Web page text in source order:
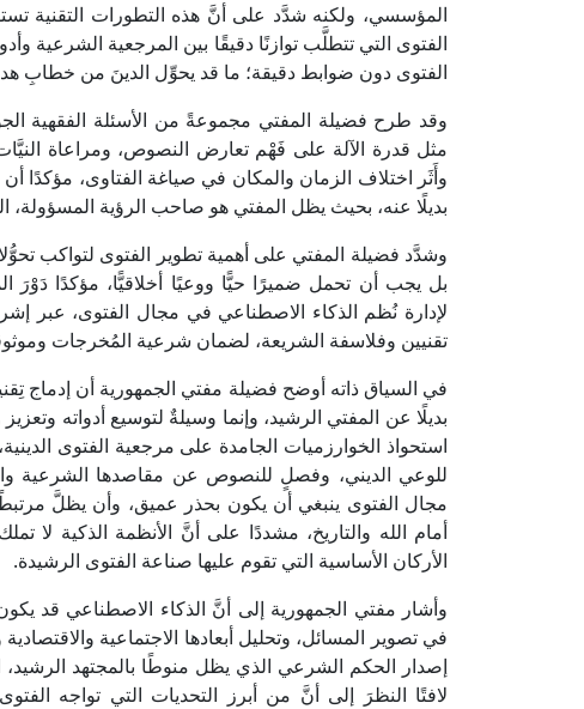
المؤسسي، ولكنه شدَّد على أنَّ هذه التطورات التقنية
الفتوى التي تتطلَّب توازنًا دقيقًا بين المرجعية
الفتوى دون ضوابط دقيقة؛ ما قد يحوِّل الدينَ من خطابِ
وقد طرح فضيلة المفتي مجموعةً من الأسئلة الفقهية
مثل قدرة الآلة على فَهْم تعارض النصوص، ومراعاة النيَّات
وأَثَر اختلاف الزمان والمكان في صياغة الفتاوى، مؤكدًا
بديلًا عنه، بحيث يظل المفتي هو صاحب الرؤية
وشدَّد فضيلة المفتي على أهمية تطوير الفتوى لتواكب
بل يجب أن تحمل ضميرًا حيًّا ووعيًا أخلاقيًّا، مؤكدًا
لإدارة نُظم الذكاء الاصطناعي في مجال الفتوى،
تقنيين وفلاسفة الشريعة، لضمان شرعية المُخرجات
في السياق ذاته أوضح فضيلة مفتي الجمهورية أن إدماج
بديلًا عن المفتي الرشيد، وإنما وسيلةٌ لتوسيع أدواته
استحواذ الخوارزميات الجامدة على مرجعية الفتوى
للوعي الديني، وفصلٍ للنصوص عن مقاصدها الشرعية
مجال الفتوى ينبغي أن يكون بحذر عميق، وأن يظلَّ
أمام الله والتاريخ، مشددًا على أنَّ الأنظمة الذكية لا
الأركان الأساسية التي تقوم عليها صناعة الفتوى الرشيدة.
وأشار مفتي الجمهورية إلى أنَّ الذكاء الاصطناعي قد يكون
في تصوير المسائل، وتحليل أبعادها الاجتماعية
إصدار الحكم الشرعي الذي يظل منوطًا بالمجتهد الرشيد،
لافتًا النظرَ إلى أنَّ من أبرز التحديات التي تواجه